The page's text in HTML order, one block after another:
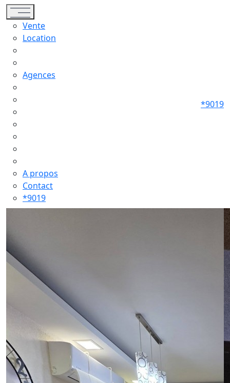
Toggle navigation
Vente
Location
Agences
A propos
Contact
*9019
*9019